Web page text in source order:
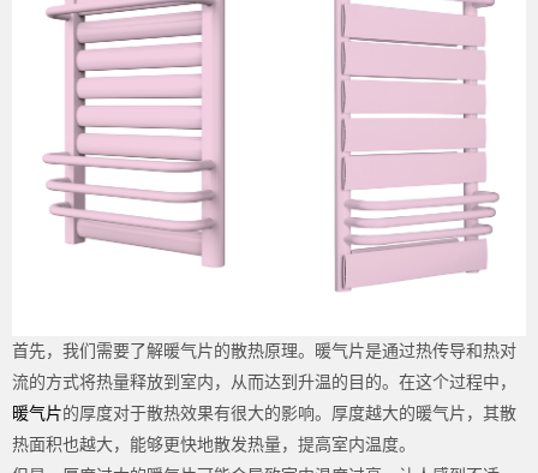
首先，我们需要了解暖气片的散热原理。暖气片是通过热传导和热对
流的方式将热量释放到室内，从而达到升温的目的。在这个过程中，
暖气片的厚度对于散热效果有很大的影响。厚度越大的暖气片，其散
热面积也越大，能够更快地散发热量，提高室内温度。